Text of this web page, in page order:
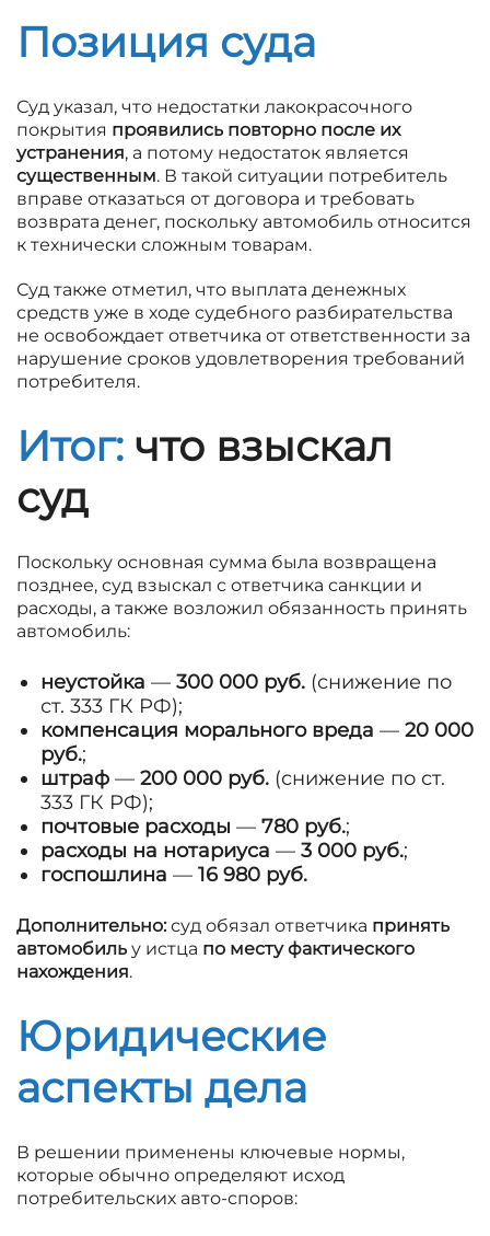
Позиция суда
Суд указал, что недостатки лакокрасочного
покрытия проявились повторно после их
устранения, а потому недостаток является
существенным. В такой ситуации потребитель
вправе отказаться от договора и требовать
возврата денег, поскольку автомобиль относится
к технически сложным товарам.
Суд также отметил, что выплата денежных
средств уже в ходе судебного разбирательства
не освобождает ответчика от ответственности за
нарушение сроков удовлетворения требований
потребителя.
Итог: что взыскал
суд
Поскольку основная сумма была возвращена
позднее, суд взыскал с ответчика санкции и
расходы, а также возложил обязанность принять
автомобиль:
неустойка — 300 000 руб. (снижение по
ст. 333 ГК РФ);
компенсация морального вреда — 20 000
руб.;
штраф — 200 000 руб. (снижение по ст.
333 ГК РФ);
почтовые расходы — 780 руб.;
расходы на нотариуса — 3 000 руб.;
госпошлина — 16 980 руб.
Дополнительно:суд обязал ответчика принять
автомобиль у истца по месту фактического
нахождения.
Юридические
аспекты дела
В решении применены ключевые нормы,
которые обычно определяют исход
потребительских авто-споров: